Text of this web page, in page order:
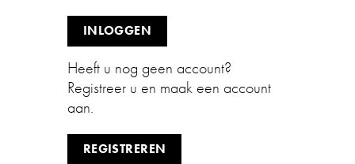
INLOGGEN
Heeft u nog geen account?
Registreer u en maak een account
aan.
REGISTREREN